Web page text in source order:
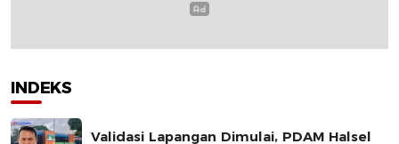
INDEKS
Validasi Lapangan Dimulai, PDAM Halsel